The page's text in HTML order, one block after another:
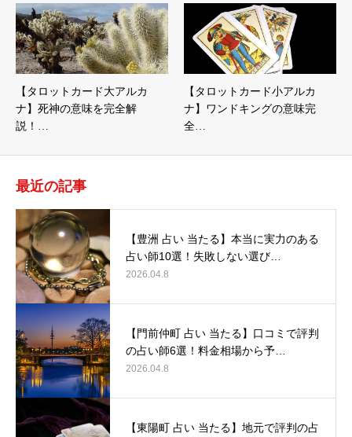
【タロットカード大アルカ
ナ】死神の意味を完全解
説！…
【タロットカード小アルカ
ナ】ワンドキングの意味完
全…
最近の記事
【豊洲 占い 当たる】本当に実力のある
占い師10選！失敗しない選び…
2026.04.8
【門前仲町 占い 当たる】口コミで評判
の占い師6選！料金相場から予…
2026.04.8
【東陽町 占い 当たる】地元で評判の占